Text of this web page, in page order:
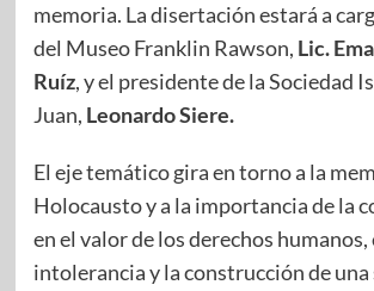
memoria. La disertación estará a
del Museo Franklin Rawson, Lic.
Ruíz, y el presidente de la Sociedad
Juan, Leonardo Siere.
El eje temático gira en torno a la
Holocausto y a la importancia de la
en el valor de los derechos humanos,
intolerancia y la construcción de una